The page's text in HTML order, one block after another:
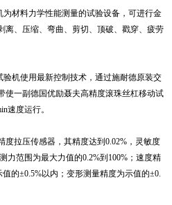
材料力学性能测量的试验设备，可进行金
离、压缩、弯曲、剪切、顶破、戳穿、疲劳
机使用最新控制技术，通过施耐德原装交
使一副德国优励聂夫高精度滚珠丝杠移动试
速度运行。
拉压传感器，其精度达到0.02%，灵敏度
力范围为最大力值的0.2%到100%；速度精
的±0.5%以内；变形测量精度为示值的±0.